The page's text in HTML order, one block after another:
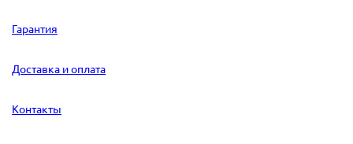
Гарантия
Доставка и оплата
Контакты